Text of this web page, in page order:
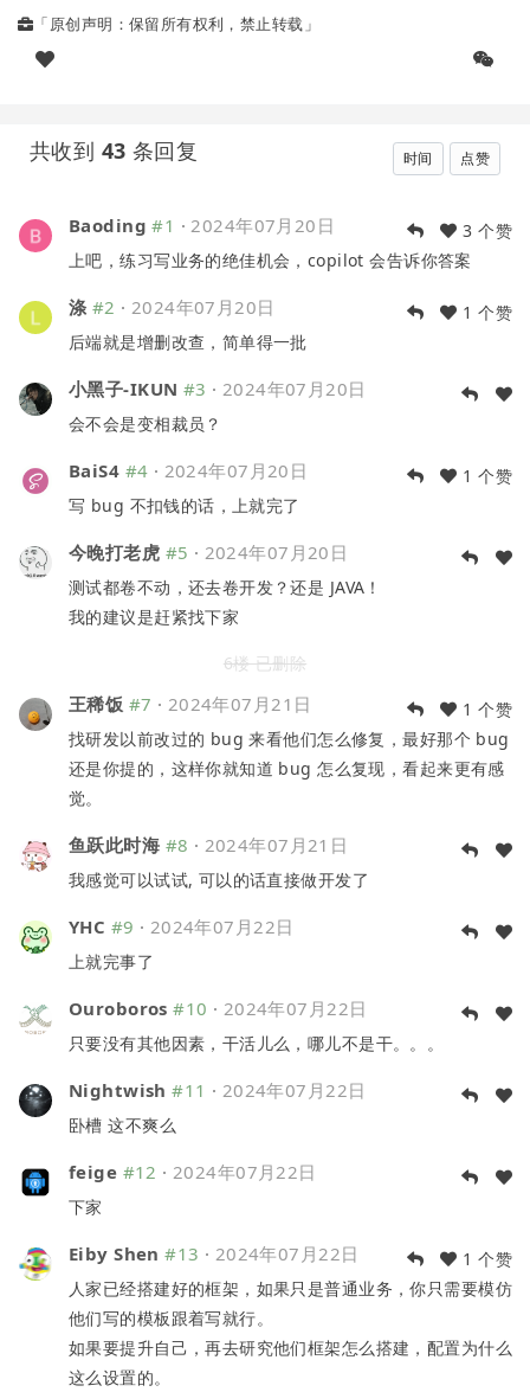
「原创声明：保留所有权利，禁止转载」
共收到 43 条回复 时间 点赞
Baoding #1 ·2024年07月20日
3 个赞
上吧，练习写业务的绝佳机会，copilot 会告诉你答案
涤 #2 · 2024年07月20日
1 个赞
后端就是增删改查，简单得一批
小黑子-IKUN #3 · 2024年07月20日
会不会是变相裁员？
BaiS4 #4 · 2024年07月20日
1 个赞
写 bug 不扣钱的话，上就完了
今晚打老虎 #5 · 2024年07月20日
测试都卷不动，还去卷开发？还是 JAVA！
我的建议是赶紧找下家
6楼 已删除
王稀饭 #7 · 2024年07月21日
1 个赞
找研发以前改过的 bug 来看他们怎么修复，最好那个 bug
还是你提的，这样你就知道 bug 怎么复现，看起来更有感
觉。
鱼跃此时海 #8 · 2024年07月21日
我感觉可以试试, 可以的话直接做开发了
YHC #9 · 2024年07月22日
上就完事了
Ouroboros #10 · 2024年07月22日
只要没有其他因素，干活儿么，哪儿不是干。。。
Nightwish #11 · 2024年07月22日
卧槽 这不爽么
feige #12 ·2024年07月22日
下家
Eiby Shen #13 · 2024年07月22日
1 个赞
人家已经搭建好的框架，如果只是普通业务，你只需要模仿
他们写的模板跟着写就行。
如果要提升自己，再去研究他们框架怎么搭建，配置为什么
这么设置的。